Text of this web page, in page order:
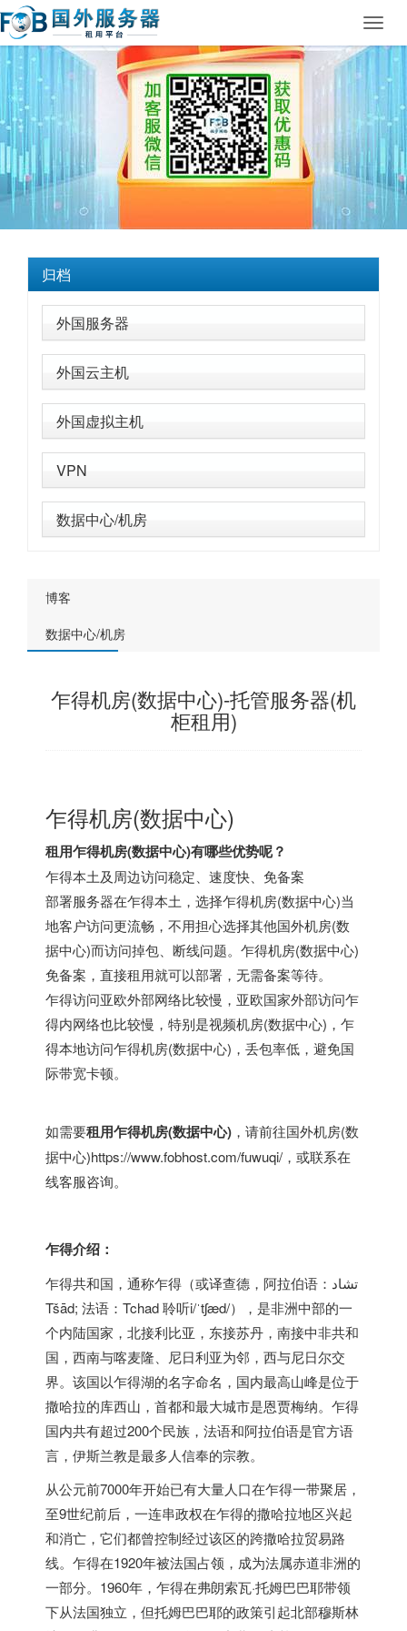
归档
外国服务器
外国云主机
外国虚拟主机
VPN
数据中心/机房
博客
数据中心/机房
乍得机房(数据中心)-托管服务器(机
柜租用)
乍得机房(数据中心)
租用乍得机房(数据中心)有哪些优势呢？
乍得本土及周边访问稳定、速度快、免备案
部署服务器在乍得本土，选择乍得机房(数据中心)当
地客户访问更流畅，不用担心选择其他国外机房(数
据中心)而访问掉包、断线问题。乍得机房(数据中心)
免备案，直接租用就可以部署，无需备案等待。
乍得访问亚欧外部网络比较慢，亚欧国家外部访问乍
得内网络也比较慢，特别是视频机房(数据中心)，乍
得本地访问乍得机房(数据中心)，丢包率低，避免国
际带宽卡顿。
如需要租用乍得机房(数据中心) ，请前往国外机房(数
据中心)https://www.fobhost.com/fuwuqi/ ，或联系在
线客服咨询。
乍得介绍：
乍得共和国，通称乍得（或译查德，阿拉伯语：تشاد‎
Tšād; 法语：Tchad 聆听i/ˈtʃæd/），是非洲中部的一
个内陆国家，北接利比亚，东接苏丹，南接中非共和
国，西南与喀麦隆、尼日利亚为邻，西与尼日尔交
界。该国以乍得湖的名字命名，国内最高山峰是位于
撒哈拉的库西山，首都和最大城市是恩贾梅纳。乍得
国内共有超过200个民族，法语和阿拉伯语是官方语
言，伊斯兰教是最多人信奉的宗教。
从公元前7000年开始已有大量人口在乍得一带聚居，
至9世纪前后，一连串政权在乍得的撒哈拉地区兴起
和消亡，它们都曾控制经过该区的跨撒哈拉贸易路
线。乍得在1920年被法国占领，成为法属赤道非洲的
一部分。1960年，乍得在弗朗索瓦·托姆巴巴耶带领
下从法国独立，但托姆巴巴耶的政策引起北部穆斯林